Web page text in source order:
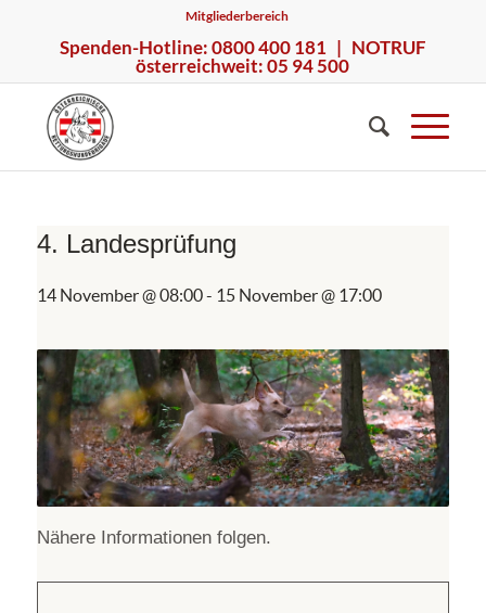
Mitgliederbereich
Spenden-Hotline: 0800 400 181 | NOTRUF
österreichweit: 05 94 500
4. Landesprüfung
14 November @ 08:00- 15 November @ 17:00
Nähere Informationen folgen.